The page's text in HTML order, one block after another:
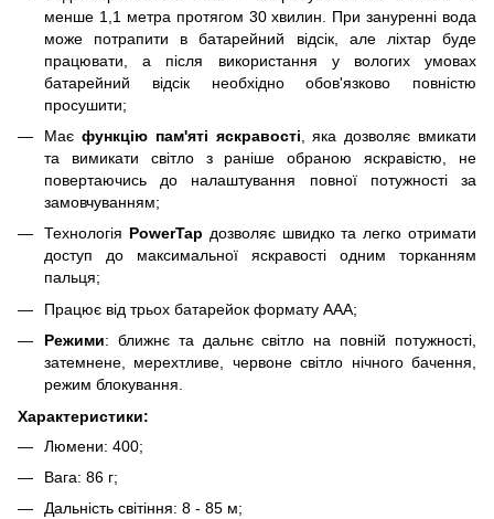
менше 1,1 метра протягом 30 хвилин. При зануренні вода
може потрапити в батарейний відсік, але ліхтар буде
працювати, а після використання у вологих умовах
батарейний відсік необхідно обов'язково повністю
просушити;
Має функцію пам'яті яскравості , яка дозволяє вмикати
та вимикати світло з раніше обраною яскравістю, не
повертаючись до налаштування повної потужності за
замовчуванням;
Технологія PowerTap дозволяє швидко та легко отримати
доступ до максимальної яскравості одним торканням
пальця;
Працює від трьох батарейок формату ААА;
Режими: ближнє та дальнє світло на повній потужності,
затемнене, мерехтливе, червоне світло нічного бачення,
режим блокування.
Характеристики:
Люмени: 400;
Вага: 86 г;
Дальність світіння: 8 - 85 м;